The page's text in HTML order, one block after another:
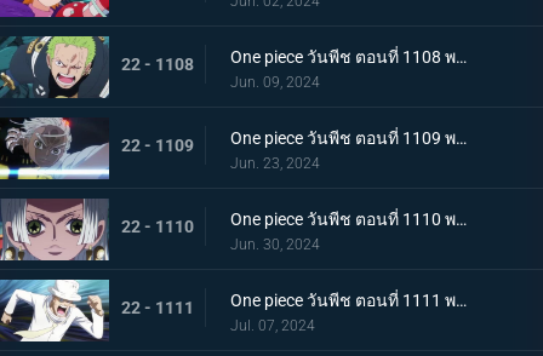
22 - 1108 One piece วันพีช ตอนที่ 1108 พากย์ไทย ไม่เข้าใจ การก่อกบฏของเซราฟิม
Jun. 09, 2024
22 - 1109 One piece วันพีช ตอนที่ 1109 พากย์ไทย การตัดสินใจอันยากลำบาก แนวรบศึกร่วมอันแปลกประหลาด
Jun. 23, 2024
22 - 1110 One piece วันพีช ตอนที่ 1110 พากย์ไทย รอดชีวิต! การต่อสู้ที่อันตรายถึงชีวิตด้วยรูปแบบที่แข็งแกร่งที่สุดของมนุษยชาติ!
Jun. 30, 2024
22 - 1111 One piece วันพีช ตอนที่ 1111 พากย์ไทย โอฮาระที่สอง! ความทะเยอทะยานของผู้บงการ!
Jul. 07, 2024